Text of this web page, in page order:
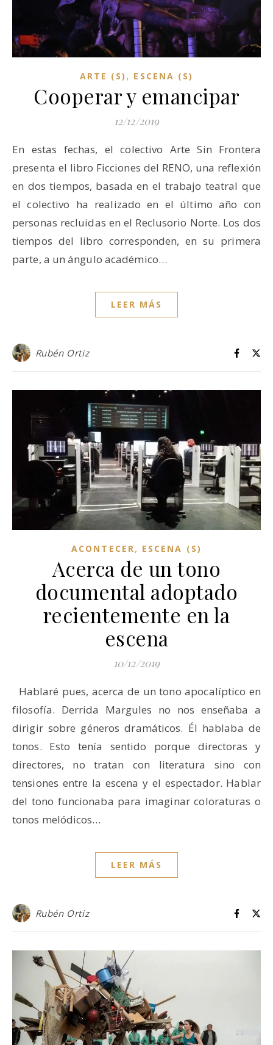
ARTE (S) , ESCENA (S)
Cooperar y emancipar
12/12/2019
En estas fechas, el colectivo Arte Sin Frontera
presenta el libro Ficciones del RENO, una reflexión
en dos tiempos, basada en el trabajo teatral que
el colectivo ha realizado en el último año con
personas recluidas en el Reclusorio Norte. Los dos
tiempos del libro corresponden, en su primera
parte, a un ángulo académico…
LEER MÁS
Rubén Ortiz
ACONTECER, ESCENA (S)
Acerca de un tono
documental adoptado
recientemente en la
escena
10/12/2019
Hablaré pues, acerca de un tono apocalíptico en
filosofía. Derrida Margules no nos enseñaba a
dirigir sobre géneros dramáticos. Él hablaba de
tonos. Esto tenía sentido porque directoras y
directores, no tratan con literatura sino con
tensiones entre la escena y el espectador. Hablar
del tono funcionaba para imaginar coloraturas o
tonos melódicos…
LEER MÁS
Rubén Ortiz